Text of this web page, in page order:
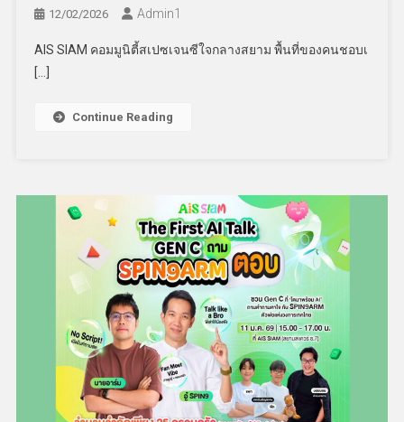
12/02/2026 Admin​1
AIS SIAM คอมมูนิตี้สเปซเจนซีใจกลางสยาม พื้นที่ของคนชอบเ
[…]
Continue Reading